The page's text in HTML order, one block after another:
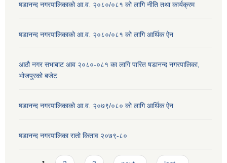
षडानन्द नगरपालिकाको आ.व. २०८०/०८१ को लागि नीति तथा कार्यक्रम
षडानन्द नगरपालिकाको आ.व. २०८०/०८१ को लागि आर्थिक ऐन
आठौ नगर सभाबाट आव २०८०-०८१ का लागि पारित षडानन्द नगरपालिका,
भोजपुरको बजेट
षडानन्द नगरपालिकाको आ.व. २०७९/०८० को लागि आर्थिक ऐन
षडानन्द नगरपालिका रातो किताव २०७९-८०